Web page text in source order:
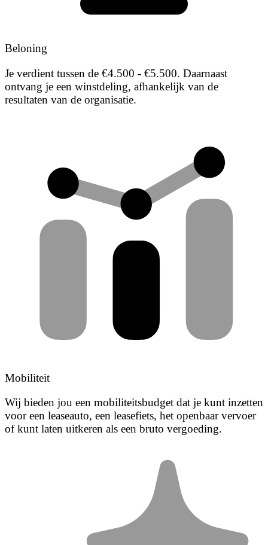
Beloning
Je verdient tussen de €4.500 - €5.500. Daarnaast
ontvang je een winstdeling, afhankelijk van de
resultaten van de organisatie.
Mobiliteit
Wij bieden jou een mobiliteitsbudget dat je kunt inzetten
voor een leaseauto, een leasefiets, het openbaar vervoer
of kunt laten uitkeren als een bruto vergoeding.